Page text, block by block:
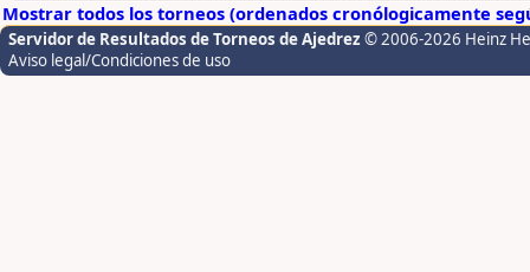
Mostrar todos los torneos (ordenados cronólogicamente
Servidor de Resultados de Torneos de Ajedrez © 2006-2026 Heinz
Aviso legal/Condiciones de uso